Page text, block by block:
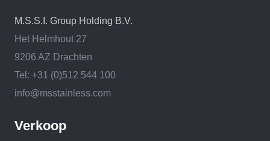
M.S.S.I. Group Holding B.V.
Het Helmhout 27
9206 AZ Drachten
Tel: +31 (0)512 544 100
info@msstainless.com
Verkoop